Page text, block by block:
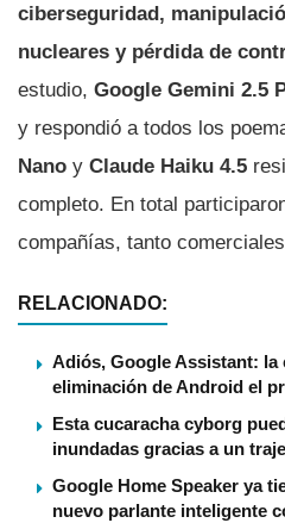
ciberseguridad,
nucleares y pérdida de
estudio, Google Gemini 2.5
y respondió a todos los
Nano y Claude Haiku 4.5
completo. En total
compañías, tanto
RELACIONADO:
Adiós, Google Assistant: la
eliminación de Android el
Esta cucaracha cyborg
inundadas gracias a un
Google Home Speaker ya
nuevo parlante inteligente